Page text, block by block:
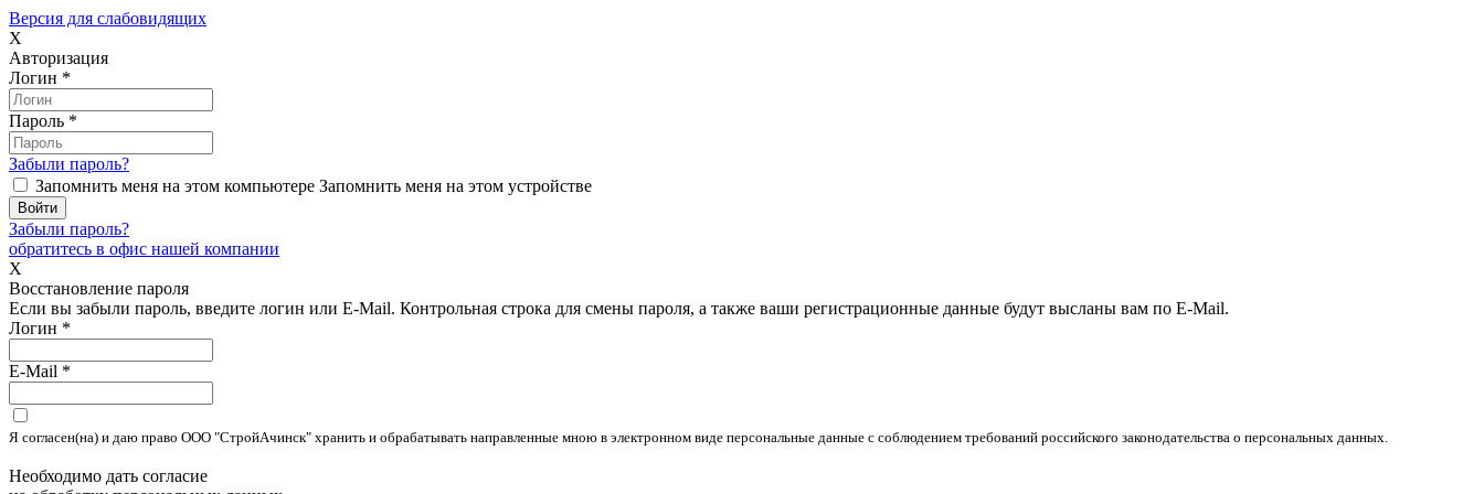
Версия для слабовидящих
X
Авторизация
Логин *
Пароль *
Забыли пароль?
Запомнить меня на этом компьютере Запомнить меня на этом устройстве
Забыли пароль?
обратитесь в офис нашей компании
X
Восстановление пароля
Если вы забыли пароль, введите логин или E-Mail. Контрольная строка для смены пароля, а также ваши регистрационные данные будут высланы вам по E-Mail.
Логин *
E-Mail *
Я согласен(на) и даю право ООО "СтройАчинск" хранить и обрабатывать направленные мною в электронном виде персональные данные с соблюдением требований российского законодательства о персональных данных.
Необходимо дать согласие